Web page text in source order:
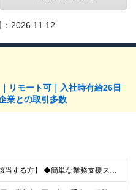
2026.11.12
リモート可｜入社時有給26日
業との取引多数
【以下全てに該当する方】 ◆簡単な業務支援スクリプト作成スキル（PowerShell、Google Apps Script、Node.js など）がある方 ◆Mac クライアント PC に精通している